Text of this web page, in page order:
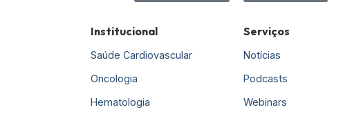
Institucional
Saúde Cardiovascular
Oncologia
Hematologia
Serviços
Notícias
Podcasts
Webinars